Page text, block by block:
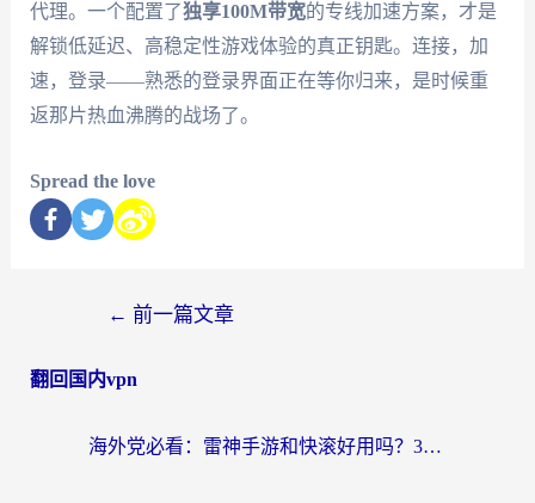
代理。一个配置了独享100M带宽的专线加速方案，才是
解锁低延迟、高稳定性游戏体验的真正钥匙。连接，加
速，登录——熟悉的登录界面正在等你归来，是时候重
返那片热血沸腾的战场了。
Spread the love
← 前一篇文章
翻回国内vpn
海外党必看：雷神手游和快滚好用吗？3步选对回国加速器无缝刷国内资源